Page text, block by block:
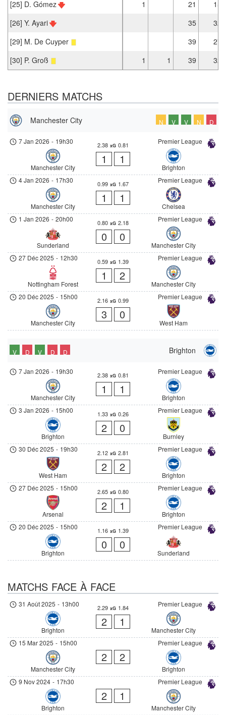
[25] D. Gómez 1 21
15
[26] Y. Ayari
35
32
[29] M. De Cuyper
39
27
[30] P. Groß
1 1 39 32
DERNIERS MATCHS
Manchester City N V V N D
Premier League
7 Jan 2026 - 19h30
Manchester City
2.38 xG 0.81
1 1
Brighton
Premier League
4 Jan 2026 - 17h30
Manchester City
0.99 xG 1.67
1 1
Chelsea
Premier League
1 Jan 2026 - 20h00
Sunderland
0.80 xG 2.18
0 0
Manchester City
Premier League
27 Déc 2025 - 12h30
Nottingham Forest
0.59 xG 1.39
1 2
Manchester City
Premier League
20 Déc 2025 - 15h00
Manchester City
2.16 xG 0.99
3 0
West Ham
Brighton
V D V D D
Premier League
7 Jan 2026 - 19h30
Manchester City
2.38 xG 0.81
1 1
Brighton
Premier League
3 Jan 2026 - 15h00
Brighton
1.33 xG 0.26
2 0
Burnley
Premier League
30 Déc 2025 - 19h30
West Ham
2.12 xG 2.81
2 2
Brighton
Premier League
27 Déc 2025 - 15h00
Arsenal
2.65 xG 0.80
2 1
Brighton
Premier League
20 Déc 2025 - 15h00
Brighton
1.16 xG 1.39
0 0
Sunderland
MATCHS FACE À FACE
Premier League
31 Août 2025 - 13h00
Brighton
2.29 xG 1.84
2 1
Manchester City
Premier League
15 Mar 2025 - 15h00
Manchester City
2 2
Brighton
Premier League
9 Nov 2024 - 17h30
Brighton
2 1
Manchester City